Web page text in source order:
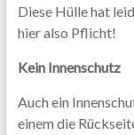
Diese Hülle hat
hier also Pflicht!
Kein Innenschutz
Auch ein
einem die